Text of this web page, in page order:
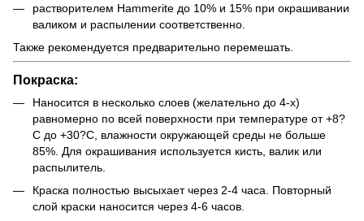
растворителем Hammerite до 10% и 15% при окрашивании
валиком и распылении соответственно.
Также рекомендуется предварительно перемешать.
Покраска:
Наносится в несколько слоев (желательно до 4-х)
равномерно по всей поверхности при температуре от +8?
С до +30?С, влажности окружающей среды не больше
85%. Для окрашивания используется кисть, валик или
распылитель.
Краска полностью высыхает через 2-4 часа. Повторный
слой краски наносится через 4-6 часов.